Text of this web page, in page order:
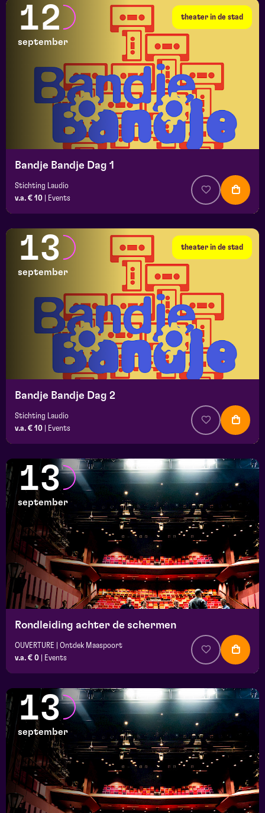
theater in de stad
12
september
Bandje Bandje Dag 1
Stichting Laudio
v.a. € 10
Events
theater in de stad
13
september
Bandje Bandje Dag 2
Stichting Laudio
v.a. € 10
Events
13
september
Rondleiding achter de schermen
OUVERTURE | Ontdek Maaspoort
v.a. € 0
Events
13
september